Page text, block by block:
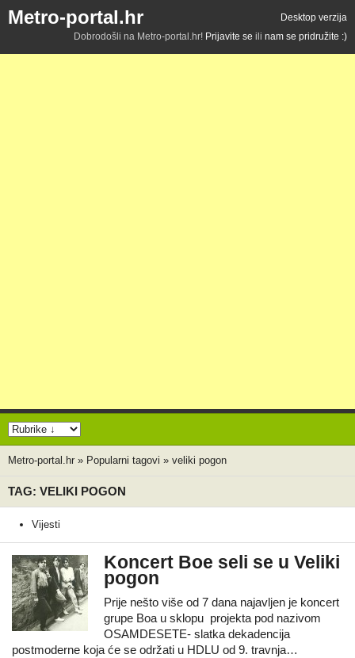
Metro-portal.hr
Desktop verzija
Dobrodošli na Metro-portal.hr! Prijavite se ili nam se pridružite :)
Metro-portal.hr » Popularni tagovi » veliki pogon
TAG: VELIKI POGON
Vijesti
Koncert Boe seli se u Veliki
pogon
Prije nešto više od 7 dana najavljen je koncert
grupe Boa u sklopu projekta pod nazivom
OSAMDESETE- slatka dekadencija
postmoderne koja će se održati u HDLU od 9. travnja…